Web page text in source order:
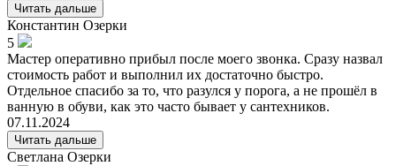
Читать дальше
Константин Озерки
5
Мастер оперативно прибыл после моего звонка. Сразу назвал
стоимость работ и выполнил их достаточно быстро.
Отдельное спасибо за то, что разулся у порога, а не прошёл в
ванную в обуви, как это часто бывает у сантехников.
07.11.2024
Читать дальше
Светлана Озерки